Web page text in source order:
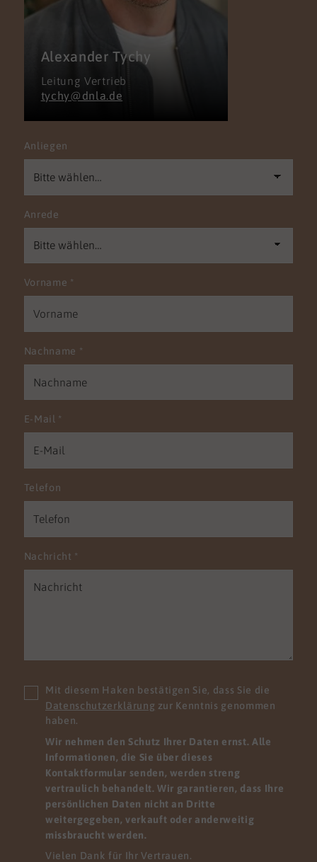
Alexander Tychy
Leitung Vertrieb
tychy@dnla.de
Anliegen
Anrede
Vorname *
Nachname *
E-Mail *
Telefon
Nachricht *
Mit diesem Haken bestätigen Sie, dass Sie die
Datenschutzerklärung zur Kenntnis genommen
haben.
Wir nehmen den Schutz Ihrer Daten ernst. Alle
Informationen, die Sie über dieses
Kontaktformular senden, werden streng
vertraulich behandelt. Wir garantieren, dass Ihre
persönlichen Daten nicht an Dritte
weitergegeben, verkauft oder anderweitig
missbraucht werden.
Vielen Dank für Ihr Vertrauen.